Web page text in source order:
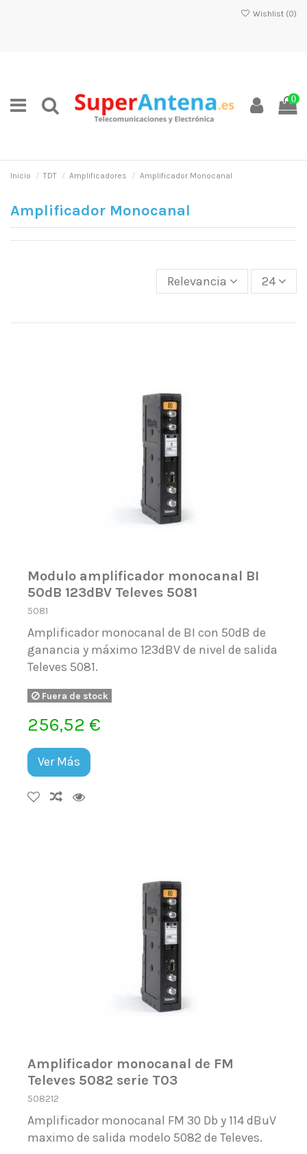
Wishlist (0)
0
Inicio TDT Amplificadores Amplificador Monocanal
Amplificador Monocanal
Relevancia 24
Modulo amplificador monocanal BI
50dB 123dBV Televes 5081
5081
Amplificador monocanal de BI con 50dB de
ganancia y máximo 123dBV de nivel de salida
Televes 5081.
Fuera de stock
256,52 €
Ver Más
Amplificador monocanal de FM
Televes 5082 serie T03
508212
Amplificador monocanal FM 30 Db y 114 dBuV
maximo de salida modelo 5082 de Televes.